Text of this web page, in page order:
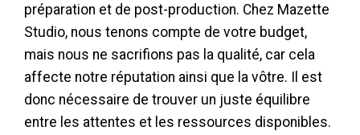
préparation et de post-production. Chez Mazette
Studio, nous tenons compte de votre budget,
mais nous ne sacrifions pas la qualité, car cela
affecte notre réputation ainsi que la vôtre. Il est
donc nécessaire de trouver un juste équilibre
entre les attentes et les ressources disponibles.